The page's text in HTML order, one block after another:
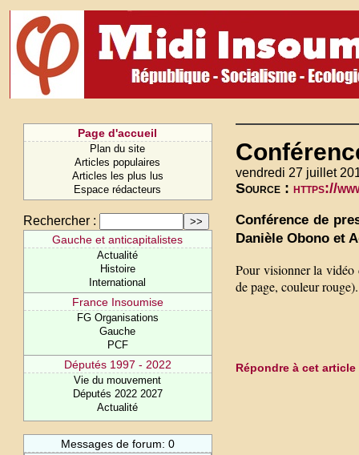
Page d'accueil
Plan du site
Articles populaires
Articles les plus lus
Espace rédacteurs
Rechercher :
Gauche et anticapitalistes
Actualité
Histoire
International
France Insoumise
FG Organisations
Gauche
PCF
Députés 1997 - 2022
Vie du mouvement
Députés 2022 2027
Actualité
Messages de forum: 0
vendredi 27 juillet
Source : https://
Conférence de
Danièle Obono et
Pour visionner la vidéo
de page, couleur rouge).
Répondre à cet article